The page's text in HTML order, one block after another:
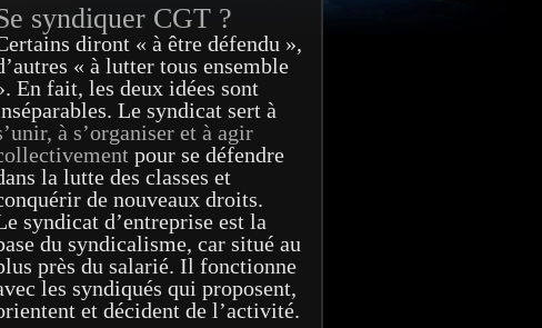
syndiquer CGT ?
diront « à être défendu »,
« à lutter tous ensemble
En fait, les deux idées sont
Le syndicat sert à
à s’organiser et à agir
pour se défendre
la lutte des classes et
de nouveaux droits.
syndicat d’entreprise est la
du syndicalisme, car situé au
près du salarié. Il fonctionne
les syndiqués qui proposent,
et décident de l’activité.